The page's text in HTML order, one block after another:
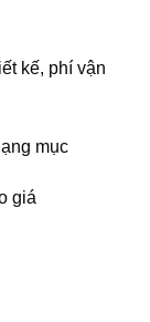
kế, phí vận
mục
giá